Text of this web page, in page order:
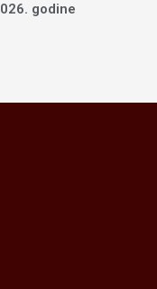
godine